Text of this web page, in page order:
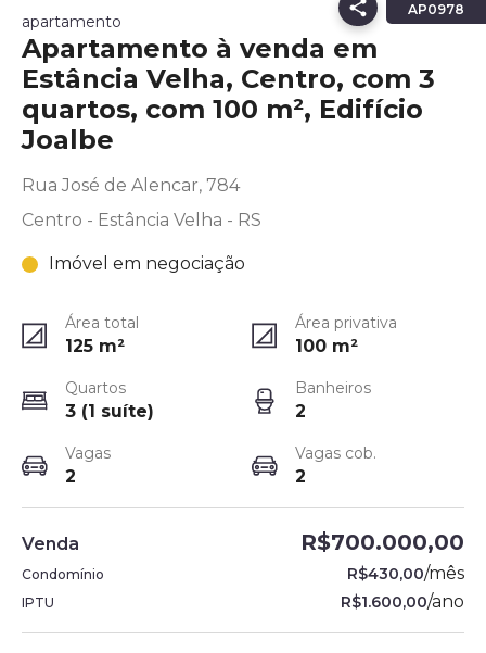
AP0978
apartamento
Apartamento à venda em
Estância Velha, Centro, com 3
quartos, com 100 m², Edifício
Joalbe
Rua José de Alencar, 784
Centro - Estância Velha - RS
Imóvel em negociação
Área total
125 m²
Área privativa
100 m²
Quartos
3 (1 suíte)
Banheiros
2
Vagas
2
Vagas cob.
2
Venda R$700.000,00
Condomínio R$430,00/mês
IPTU R$1.600,00/ano